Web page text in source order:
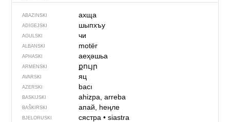
ABAZINSKI ахща
ADIGEJSKI шыпхъу
AGULSKI чи
ALBANSKI motër
APHASKI аеҳәшьа
ARMENSKI քույր
AVARSKI яц
AZERSKI bacı
BASKIJSKI ahizpa, arreba
BAŠKIRSKI апай, һеңле
BJELORUSKI сястра• siastra